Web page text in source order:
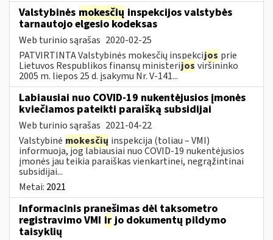
Valstybinės mokesčių inspekcijos valstybės
tarnautojo elgesio kodeksas
Web turinio sąrašas 2020-02-25
PATVIRTINTA Valstybinės mokesčių inspekcijos prie
Lietuvos Respublikos finansų ministerijos viršininko
2005 m. liepos 25 d. įsakymu Nr. V-141...
Labiausiai nuo COVID-19 nukentėjusios įmonės
kviečiamos pateikti paraišką subsidijai
Web turinio sąrašas 2021-04-22
Valstybinė mokesčių inspekcija (toliau – VMI)
informuoja, jog labiausiai nuo COVID-19 nukentėjusios
įmonės jau teikia paraiškas vienkartinei, negrąžintinai
subsidijai...
Metai: 2021
Informacinis pranešimas dėl taksometro
registravimo VMI irjo dokumentų pildymo
taisyklių